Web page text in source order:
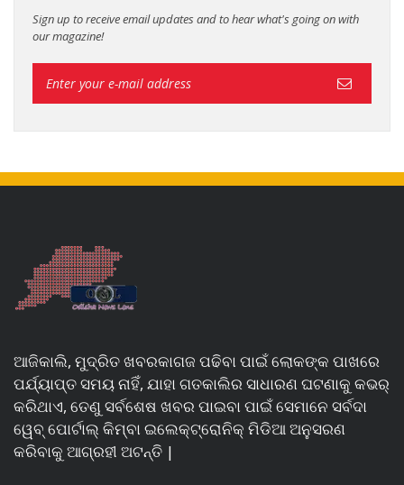
Sign up to receive email updates and to hear what's going on with
our magazine!
ଆଜିକାଲି, ମୁଦ୍ରିତ ଖବରକାଗଜ ପଢିବା ପାଇଁ ଲୋକଙ୍କ ପାଖରେ
ପର୍ଯ୍ୟାପ୍ତ ସମୟ ନାହିଁ, ଯାହା ଗତକାଲିର ସାଧାରଣ ଘଟଣାକୁ କଭର୍
କରିଥାଏ, ତେଣୁ ସର୍ବଶେଷ ଖବର ପାଇବା ପାଇଁ ସେମାନେ ସର୍ବଦା
ୱେବ୍ ପୋର୍ଟାଲ୍ କିମ୍ବା ଇଲେକ୍ଟ୍ରୋନିକ୍ ମିଡିଆ ଅନୁସରଣ
କରିବାକୁ ଆଗ୍ରହୀ ଅଟନ୍ତି |